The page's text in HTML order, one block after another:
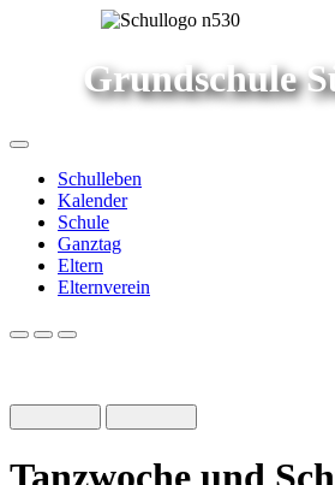
Grundschule
Schulleben
Kalender
Schule
Ganztag
Eltern
Elternverein